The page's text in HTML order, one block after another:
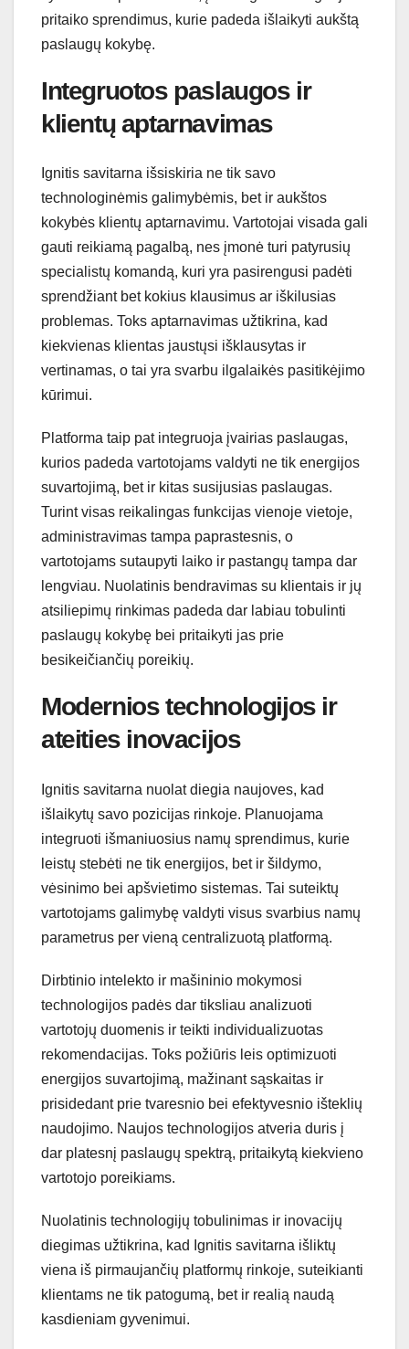
pritaiko sprendimus, kurie padeda išlaikyti aukštą
paslaugų kokybę.
Integruotos paslaugos ir
klientų aptarnavimas
Ignitis savitarna išsiskiria ne tik savo
technologinėmis galimybėmis, bet ir aukštos
kokybės klientų aptarnavimu. Vartotojai visada gali
gauti reikiamą pagalbą, nes įmonė turi patyrusių
specialistų komandą, kuri yra pasirengusi padėti
sprendžiant bet kokius klausimus ar iškilusias
problemas. Toks aptarnavimas užtikrina, kad
kiekvienas klientas jaustųsi išklausytas ir
vertinamas, o tai yra svarbu ilgalaikės pasitikėjimo
kūrimui.
Platforma taip pat integruoja įvairias paslaugas,
kurios padeda vartotojams valdyti ne tik energijos
suvartojimą, bet ir kitas susijusias paslaugas.
Turint visas reikalingas funkcijas vienoje vietoje,
administravimas tampa paprastesnis, o
vartotojams sutaupyti laiko ir pastangų tampa dar
lengviau. Nuolatinis bendravimas su klientais ir jų
atsiliepimų rinkimas padeda dar labiau tobulinti
paslaugų kokybę bei pritaikyti jas prie
besikeičiančių poreikių.
Modernios technologijos ir
ateities inovacijos
Ignitis savitarna nuolat diegia naujoves, kad
išlaikytų savo pozicijas rinkoje. Planuojama
integruoti išmaniuosius namų sprendimus, kurie
leistų stebėti ne tik energijos, bet ir šildymo,
vėsinimo bei apšvietimo sistemas. Tai suteiktų
vartotojams galimybę valdyti visus svarbius namų
parametrus per vieną centralizuotą platformą.
Dirbtinio intelekto ir mašininio mokymosi
technologijos padės dar tiksliau analizuoti
vartotojų duomenis ir teikti individualizuotas
rekomendacijas. Toks požiūris leis optimizuoti
energijos suvartojimą, mažinant sąskaitas ir
prisidedant prie tvaresnio bei efektyvesnio išteklių
naudojimo. Naujos technologijos atveria duris į
dar platesnį paslaugų spektrą, pritaikytą kiekvieno
vartotojo poreikiams.
Nuolatinis technologijų tobulinimas ir inovacijų
diegimas užtikrina, kad Ignitis savitarna išliktų
viena iš pirmaujančių platformų rinkoje, suteikianti
klientams ne tik patogumą, bet ir realią naudą
kasdieniam gyvenimui.